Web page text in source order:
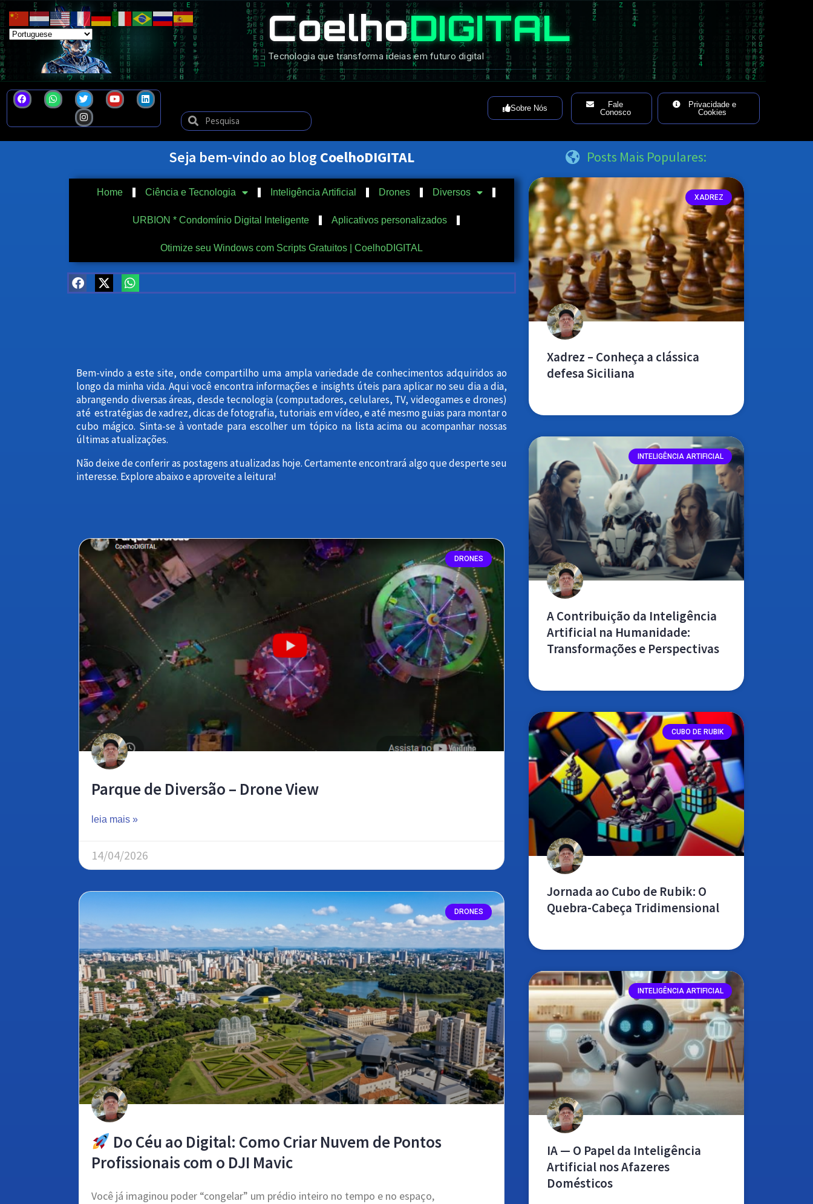
CoelhoDIGITAL
Tecnologia que transforma ideias em futuro digital
Sobre Nós
Fale
Conosco
Privacidade e
Cookies
Seja bem-vindo ao blog CoelhoDIGITAL
Home Ciência e Tecnologia Inteligência Artificial Drones Diversos
URBION * Condomínio Digital Inteligente Aplicativos personalizados
Otimize seu Windows com Scripts Gratuitos | CoelhoDIGITAL
Bem-vindo a este site, onde compartilho uma ampla variedade de conhecimentos adquiridos ao
longo da minha vida. Aqui você encontra informações e insights úteis para aplicar no seu dia a dia,
abrangendo diversas áreas, desde tecnologia (computadores, celulares, TV, videogames e drones)
até estratégias de xadrez, dicas de fotografia, tutoriais em vídeo, e até mesmo guias para montar o
cubo mágico. Sinta-se à vontade para escolher um tópico na lista acima ou acompanhar nossas
últimas atualizações.
Não deixe de conferir as postagens atualizadas hoje. Certamente encontrará algo que desperte seu
interesse. Explore abaixo e aproveite a leitura!
DRONES
Parque de Diversão – Drone View
leia mais »
14/04/2026
DRONES
Do Céu ao Digital: Como Criar Nuvem de Pontos
Profissionais com o DJI Mavic
Você já imaginou poder “congelar” um prédio inteiro no tempo e no espaço,
Posts Mais Populares:
XADREZ
Xadrez – Conheça a clássica
defesa Siciliana
INTELIGÊNCIA ARTIFICIAL
A Contribuição da Inteligência
Artificial na Humanidade:
Transformações e Perspectivas
CUBO DE RUBIK
Jornada ao Cubo de Rubik: O
Quebra-Cabeça Tridimensional
INTELIGÊNCIA ARTIFICIAL
IA — O Papel da Inteligência
Artificial nos Afazeres
Domésticos